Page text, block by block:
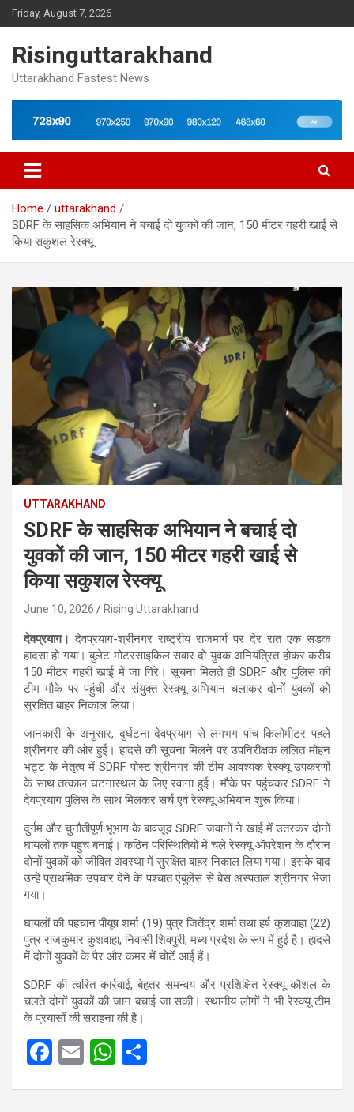
Skip
to
Friday, August 7, 2026
Risinguttarakhand
Uttarakhand Fastest News
Home
uttarakhand
SDRF के साहसिक अभियान ने बचाई दो युवकों की जान, 150 मीटर गहरी खाई से
किया सकुशल रेस्क्यू
UTTARAKHAND
SDRF के साहसिक अभियान ने बचाई दो
युवकों की जान, 150 मीटर गहरी खाई से
किया सकुशल रेस्क्यू
June 10, 2026 Rising Uttarakhand
देवप्रयाग। देवप्रयाग-श्रीनगर राष्ट्रीय राजमार्ग पर देर रात एक सड़क
हादसा हो गया। बुलेट मोटरसाइकिल सवार दो युवक अनियंत्रित होकर करीब
150 मीटर गहरी खाई में जा गिरे। सूचना मिलते ही SDRF और पुलिस की
टीम मौके पर पहुंची और संयुक्त रेस्क्यू अभियान चलाकर दोनों युवकों को
सुरक्षित बाहर निकाल लिया।
जानकारी के अनुसार, दुर्घटना देवप्रयाग से लगभग पांच किलोमीटर पहले
श्रीनगर की ओर हुई। हादसे की सूचना मिलने पर उपनिरीक्षक ललित मोहन
भट्ट के नेतृत्व में SDRF पोस्ट श्रीनगर की टीम आवश्यक रेस्क्यू उपकरणों
के साथ तत्काल घटनास्थल के लिए रवाना हुई। मौके पर पहुंचकर SDRF ने
देवप्रयाग पुलिस के साथ मिलकर सर्च एवं रेस्क्यू अभियान शुरू किया।
दुर्गम और चुनौतीपूर्ण भूभाग के बावजूद SDRF जवानों ने खाई में उतरकर दोनों
घायलों तक पहुंच बनाई। कठिन परिस्थितियों में चले रेस्क्यू ऑपरेशन के दौरान
दोनों युवकों को जीवित अवस्था में सुरक्षित बाहर निकाल लिया गया। इसके बाद
उन्हें प्राथमिक उपचार देने के पश्चात एंबुलेंस से बेस अस्पताल श्रीनगर भेजा
गया।
घायलों की पहचान पीयूष शर्मा (19) पुत्र जितेंद्र शर्मा तथा हर्ष कुशवाहा (22)
पुत्र राजकुमार कुशवाहा, निवासी शिवपुरी, मध्य प्रदेश के रूप में हुई है। हादसे
में दोनों युवकों के पैर और कमर में चोटें आई हैं।
SDRF की त्वरित कार्रवाई, बेहतर समन्वय और प्रशिक्षित रेस्क्यू कौशल के
चलते दोनों युवकों की जान बचाई जा सकी। स्थानीय लोगों ने भी रेस्क्यू टीम
के प्रयासों की सराहना की है।
F
E
W